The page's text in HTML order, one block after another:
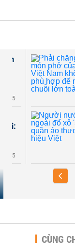
2025
Nội:
2025
CÙNG